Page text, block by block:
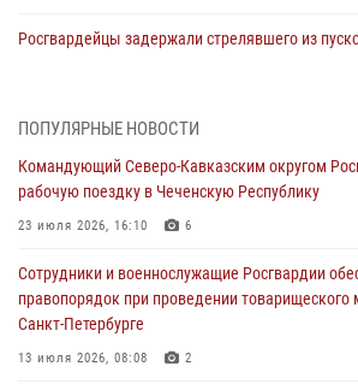
Росгвардейцы задержали стрелявшего из
задержании подозреваемых в похищении
вымогательстве (видео)
06 августа 2026, 07:09
Сотрудники и военнослужащие Росгвардии
правопорядок при проведении матча Кубка
Санкт-Петербурге
06 августа 2026, 07:03
ПОПУЛЯРНЫЕ НОВОСТИ
Командующий Северо-Кавказским округом
рабочую поездку в Чеченскую Республику
23 июля 2026, 16:10 6
Сотрудники и военнослужащие Росгвардии
правопорядок при проведении товарищеского
Санкт-Петербурге
13 июля 2026, 08:08 2